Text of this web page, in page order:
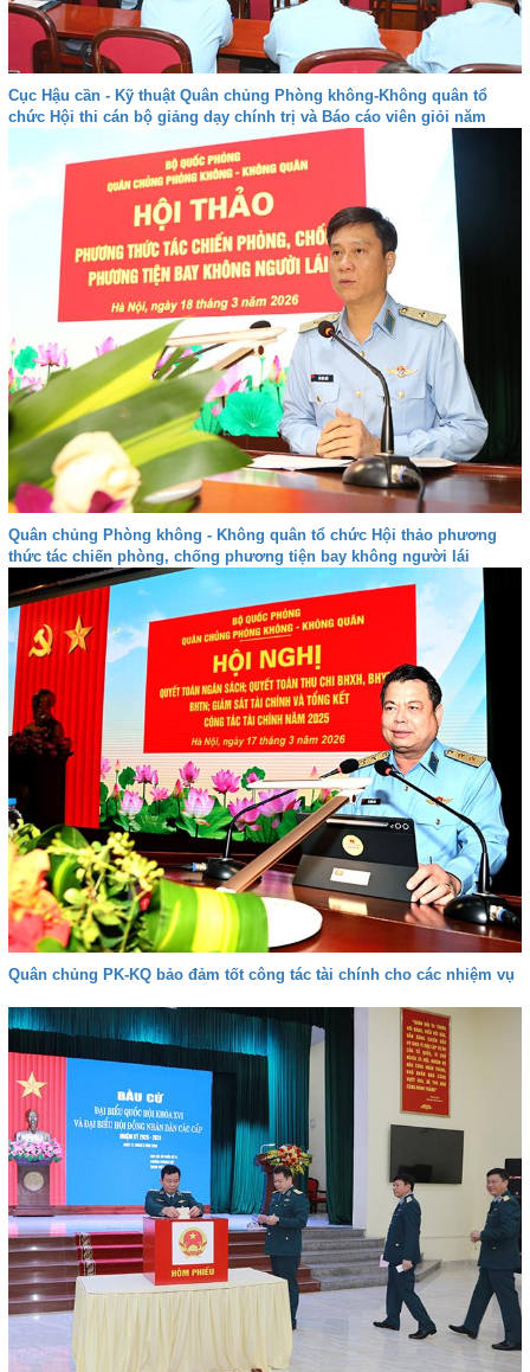
Cục Hậu cần - Kỹ thuật Quân chủng Phòng không-Không quân tổ
chức Hội thi cán bộ giảng dạy chính trị và Báo cáo viên giỏi năm
Quân chủng Phòng không - Không quân tổ chức Hội thảo phương
thức tác chiến phòng, chống phương tiện bay không người lái
Quân chủng PK-KQ bảo đảm tốt công tác tài chính cho các nhiệm vụ